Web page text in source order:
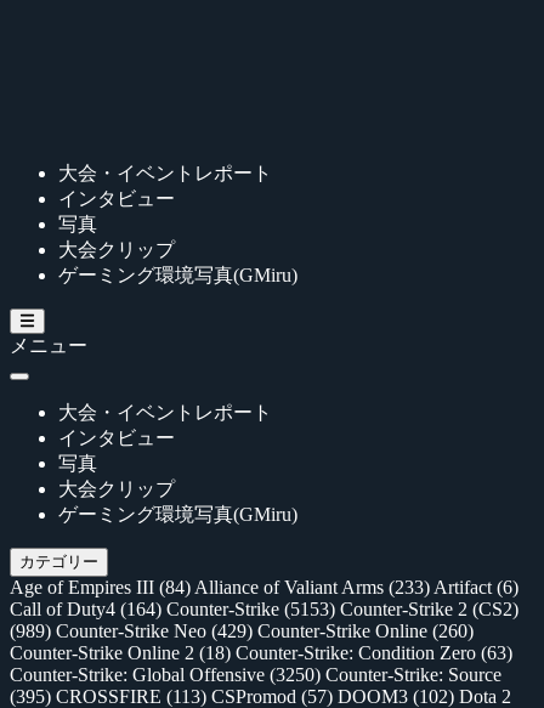
大会・イベントレポート
インタビュー
写真
大会クリップ
ゲーミング環境写真(GMiru)
メニュー
大会・イベントレポート
インタビュー
写真
大会クリップ
ゲーミング環境写真(GMiru)
カテゴリー
Age of Empires III (84) Alliance of Valiant Arms (233) Artifact (6)
Call of Duty4 (164) Counter-Strike (5153) Counter-Strike 2 (CS2)
(989) Counter-Strike Neo (429) Counter-Strike Online (260)
Counter-Strike Online 2 (18) Counter-Strike: Condition Zero (63)
Counter-Strike: Global Offensive (3250) Counter-Strike: Source
(395) CROSSFIRE (113) CSPromod (57) DOOM3 (102) Dota 2